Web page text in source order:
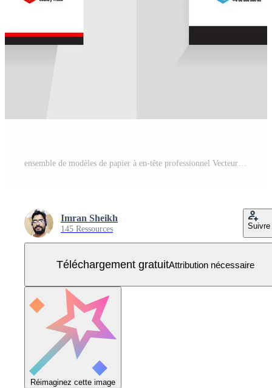
ensemble de modèles de papier à en-tête professionnel Vecteur Gratuit
Imran Sheikh
145 Ressources Suivre
Téléchargement gratuitAttribution nécessaire
Réimaginez cette image